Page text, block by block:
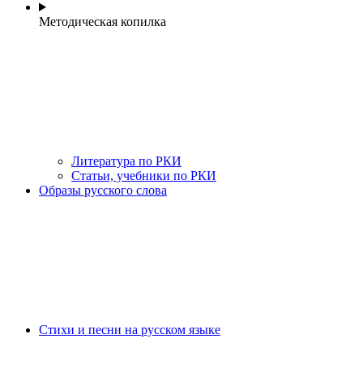
Методическая копилка
Литература по РКИ
Статьи, учебники по РКИ
Образы русского слова
Стихи и песни на русском языке